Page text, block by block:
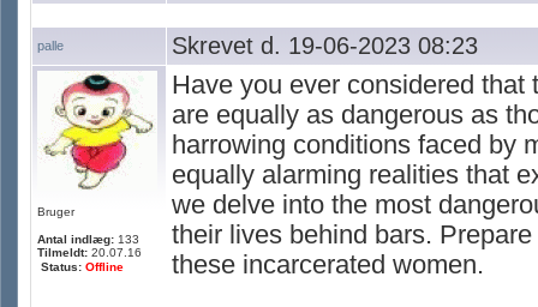
palle Skrevet d. 19-06-2023 08:23
Bruger
Antal indlæg: 133
Tilmeldt: 20.07.16
Status: Offline
Have you ever considered
are equally as dangerous as
harrowing conditions faced by
equally alarming realities that
we delve into the most
their lives behind bars.
these incarcerated women.